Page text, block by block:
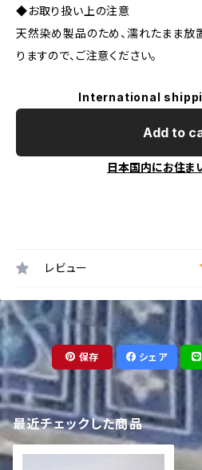
◆お取り扱い上の注意
天然染め製品のため、濡れたまま放
りますので、ご注意ください。
International
Add to
日本国内にお住ま
レビュー
保存 シェア
最近チェックした商品